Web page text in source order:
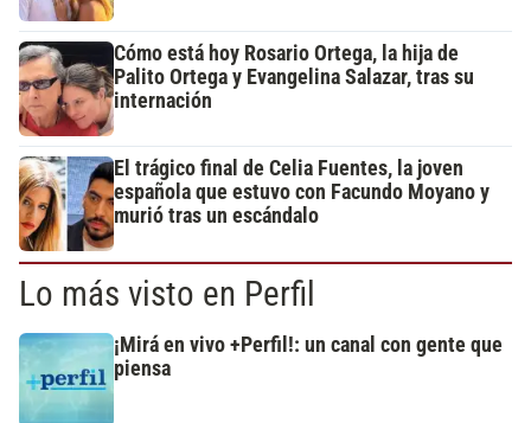
Cómo está hoy Rosario Ortega, la hija de
Palito Ortega y Evangelina Salazar, tras su
internación
El trágico final de Celia Fuentes, la joven
española que estuvo con Facundo Moyano y
murió tras un escándalo
Lo más visto en Perfil
¡Mirá en vivo +Perfil!: un canal con gente que
piensa